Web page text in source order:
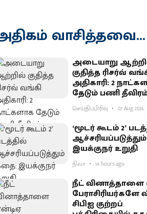
வாசித்தவை...
அடையாறு
குதித்த ரிசர்வ்
அதிகாரி: 2
தேடும் பணி
செய்திப்பிரிவு 07 Aug 2026
‘மூடர் கூடம் 2’
இயக்குநர் உறுதி
நிலா 14 hours ago
நீட் வினாத்தாளை
பேராசிரியர்களே
சிபிஐ குற்றப்